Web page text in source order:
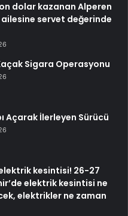
dolar kazanan Alperen
ailesine servet değerinde
Sigara Operasyonu
Açarak İlerleyen Sürücü
kesintisi! 26-27
elektrik kesintisi ne
elektrikler ne zaman